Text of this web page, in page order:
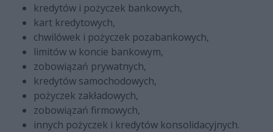
kredytów i pożyczek bankowych,
kart kredytowych,
chwilówek i pożyczek pozabankowych,
limitów w koncie bankowym,
zobowiązań prywatnych,
kredytów samochodowych,
pożyczek zakładowych,
zobowiązań firmowych,
innych pożyczek i kredytów konsolidacyjnych.